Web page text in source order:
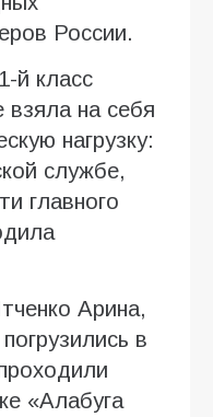
России.
й класс
на себя
нагрузку:
службе,
главного
Арина,
в
«Алабуга